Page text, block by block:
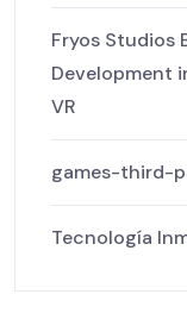
Fryos Studios
Development
VR
games-third-
Tecnología